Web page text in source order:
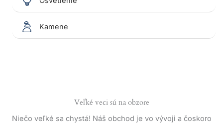
Kamene
Veľké veci sú na obzore
Niečo veľké sa chystá! Náš obchod je vo vývoji a čoskoro